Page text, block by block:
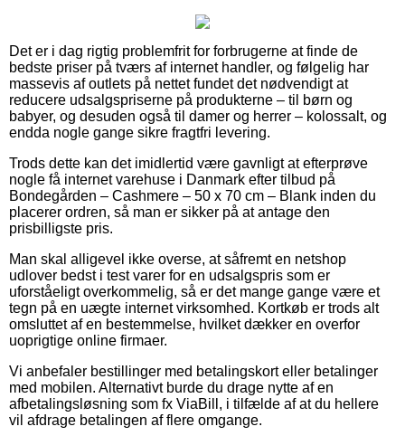
Det er i dag rigtig problemfrit for forbrugerne at finde de
bedste priser på tværs af internet handler, og følgelig har
massevis af outlets på nettet fundet det nødvendigt at
reducere udsalgspriserne på produkterne – til børn og
babyer, og desuden også til damer og herrer – kolossalt, og
endda nogle gange sikre fragtfri levering.
Trods dette kan det imidlertid være gavnligt at efterprøve
nogle få internet varehuse i Danmark efter tilbud på
Bondegården – Cashmere – 50 x 70 cm – Blank inden du
placerer ordren, så man er sikker på at antage den
prisbilligste pris.
Man skal alligevel ikke overse, at såfremt en netshop
udlover bedst i test varer for en udsalgspris som er
uforståeligt overkommelig, så er det mange gange være et
tegn på en uægte internet virksomhed. Kortkøb er trods alt
omsluttet af en bestemmelse, hvilket dækker en overfor
uoprigtige online firmaer.
Vi anbefaler bestillinger med betalingskort eller betalinger
med mobilen. Alternativt burde du drage nytte af en
afbetalingsløsning som fx ViaBill, i tilfælde af at du hellere
vil afdrage betalingen af flere omgange.